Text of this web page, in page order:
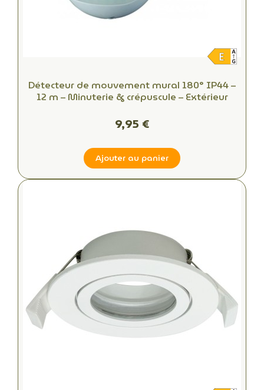
Détecteur de mouvement mural 180° IP44 –
12 m – Minuterie & crépuscule – Extérieur
9,95 €
Ajouter au panier